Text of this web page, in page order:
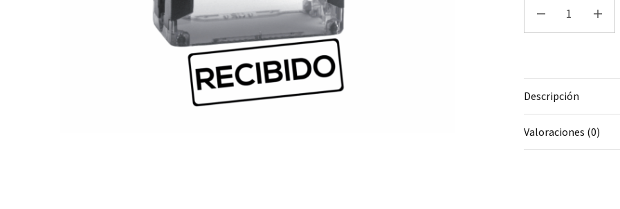
Descripción
Valoraciones (0)